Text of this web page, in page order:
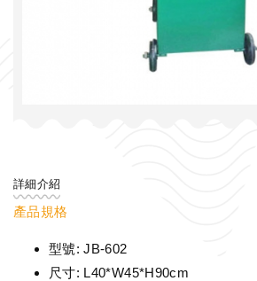
詳細介紹
產品規格
型號: JB-602
尺寸: L40*W45*H90cm